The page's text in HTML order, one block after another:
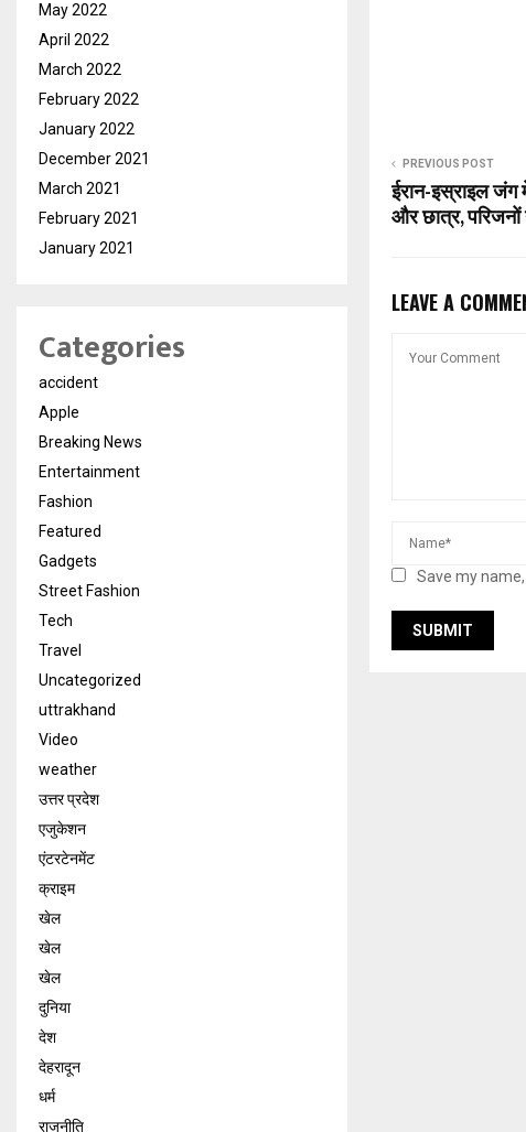
PREVIOUS POST
ईरान-इस्राइल जंग
और छात्र,
LEAVE A
Save my
May 2022
April 2022
March 2022
February 2022
January 2022
December 2021
March 2021
February 2021
January 2021
Categories
accident
Apple
Breaking News
Entertainment
Fashion
Featured
Gadgets
Street Fashion
Tech
Travel
Uncategorized
uttrakhand
Video
weather
उत्तर प्रदेश
एजुकेशन
एंटरटेनमेंट
क्राइम
खेल
खेल
खेल
दुनिया
देश
देहरादून
धर्म
राजनीति